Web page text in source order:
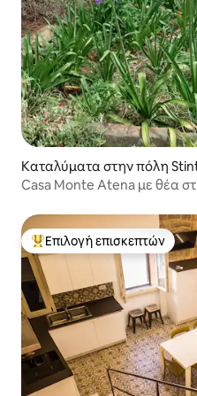
Καταλύματα στην πόλη
Casa Monte
Κορυφαία επιλογή
Επιλογή επισκεπτών